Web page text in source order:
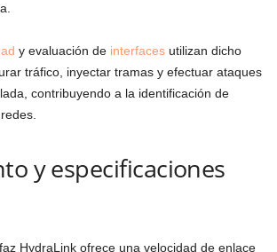
y evaluación de interfaces utilizan dicho
tráfico, inyectar tramas y efectuar ataques
contribuyendo a la identificación de
y especificaciones
HydraLink ofrece una velocidad de enlace